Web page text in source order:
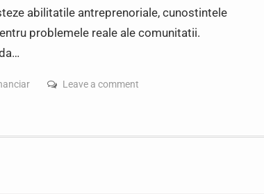
abilitatile antreprenoriale, cunostintele
problemele reale ale comunitatii.
Leave a comment